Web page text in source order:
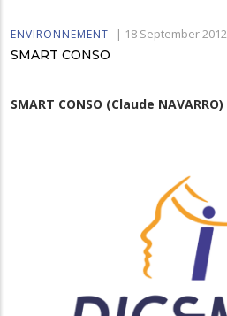
ENVIRONNEMENT | 18 September 2012
SMART CONSO
SMART CONSO (Claude NAVARRO)